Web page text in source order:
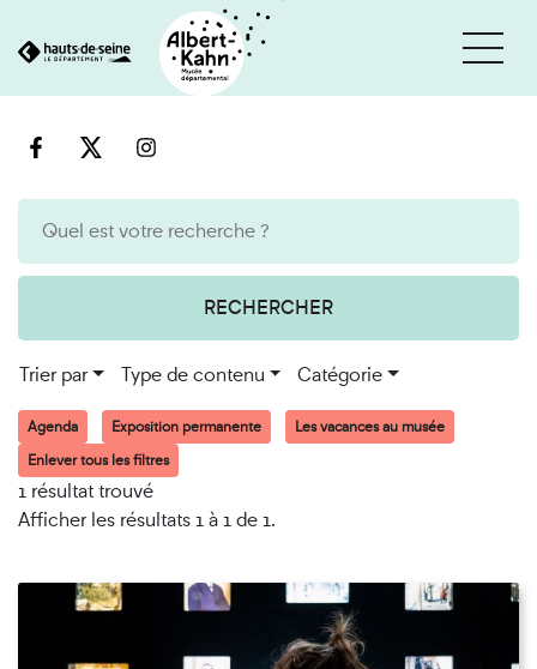
au
RECHERCHER
Trier par Type de contenu Catégorie
Agenda Exposition permanente
Les vacances au musée
Enlever tous les filtres
1 résultat trouvé
Afficher les résultats 1 à 1 de 1.
Cookies et traceurs utilisés sur ce site